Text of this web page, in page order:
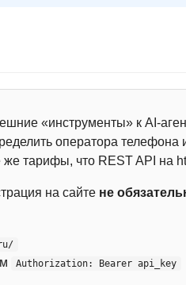
«инструменты» к AI-
оператора телефона
же тарифы, что REST API на
на сайте не
Authorization: Bearer api_key